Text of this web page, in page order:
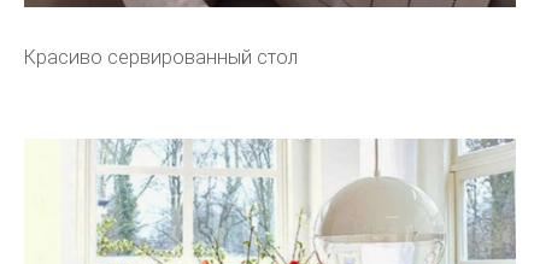
Красиво сервированный стол